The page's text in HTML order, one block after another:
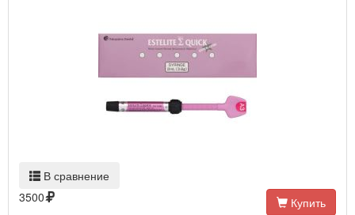
В сравнение
3500
Купить